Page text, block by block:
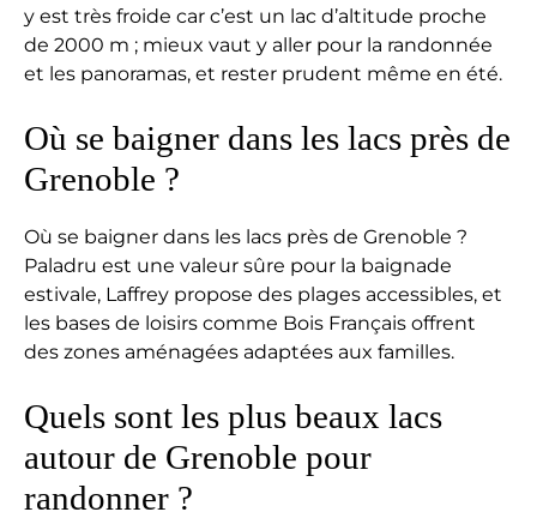
y est très froide car c’est un lac d’altitude proche
de 2000 m ; mieux vaut y aller pour la randonnée
et les panoramas, et rester prudent même en été.
Où se baigner dans les lacs près de
Grenoble ?
Où se baigner dans les lacs près de Grenoble ?
Paladru est une valeur sûre pour la baignade
estivale, Laffrey propose des plages accessibles, et
les bases de loisirs comme Bois Français offrent
des zones aménagées adaptées aux familles.
Quels sont les plus beaux lacs
autour de Grenoble pour
randonner ?